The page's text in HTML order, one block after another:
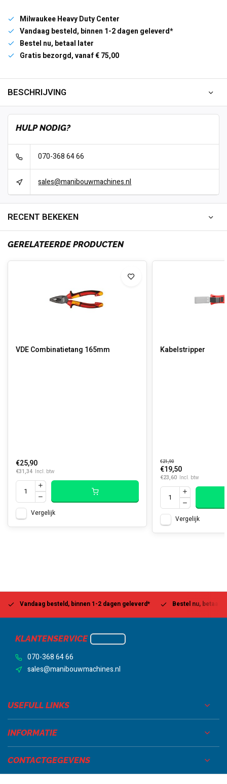
Milwaukee Heavy Duty Center
Vandaag besteld, binnen 1-2 dagen geleverd*
Bestel nu, betaal later
Gratis bezorgd, vanaf € 75,00
BESCHRIJVING
HULP NODIG?
070-368 64 66
sales@manibouwmachines.nl
RECENT BEKEKEN
GERELATEERDE PRODUCTEN
VDE Combinatietang 165mm
€25,90
€31,34 Incl. btw
Vergelijk
Kabelstripper
€21,90
€19,50
€23,60 Incl. btw
Vergelijk
Vandaag besteld, binnen 1-2 dagen geleverd* Bestel nu, betaal
KLANTENSERVICE
070-368 64 66
sales@manibouwmachines.nl
USEFULL LINKS
INFORMATIE
CONTACTGEGEVENS